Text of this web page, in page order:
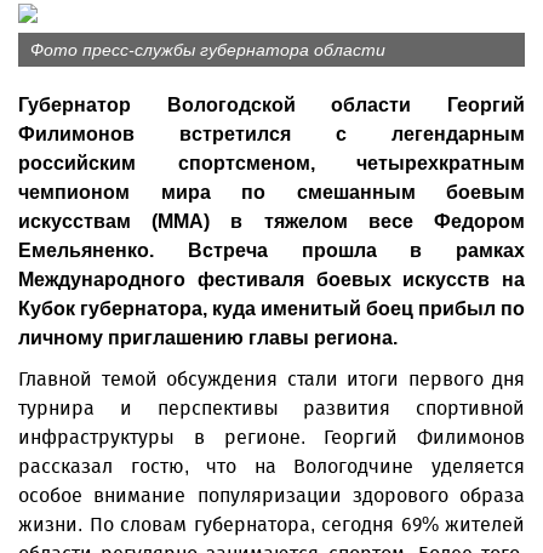
Фото пресс-службы губернатора области
Губернатор Вологодской области Георгий
Филимонов встретился с легендарным
российским спортсменом, четырехкратным
чемпионом мира по смешанным боевым
искусствам (MMA) в тяжелом весе Федором
Емельяненко. Встреча прошла в рамках
Международного фестиваля боевых искусств на
Кубок губернатора, куда именитый боец прибыл по
личному приглашению главы региона.
Главной темой обсуждения стали итоги первого дня
турнира и перспективы развития спортивной
инфраструктуры в регионе. Георгий Филимонов
рассказал гостю, что на Вологодчине уделяется
особое внимание популяризации здорового образа
жизни. По словам губернатора, сегодня 69% жителей